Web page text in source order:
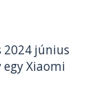
2024 június
egy Xiaomi